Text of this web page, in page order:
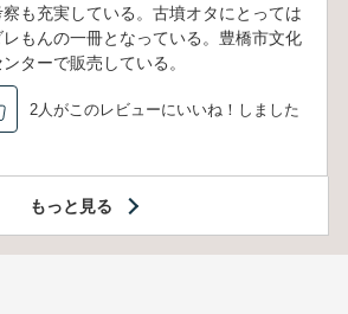
察も充実している。古墳オタにとっては
レもんの一冊となっている。豊橋市文化
ターで販売している。
2人がこのレビューにいいね！しました
もっと見る